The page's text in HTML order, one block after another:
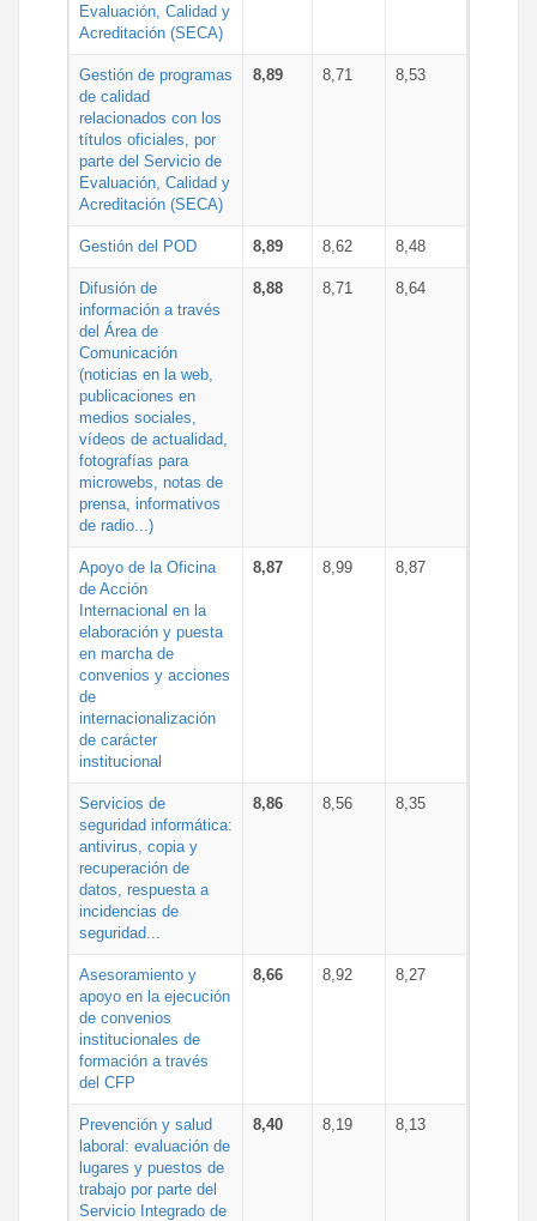
Evaluación, Calidad y
Acreditación (SECA)
Gestión de programas
de calidad
relacionados con los
títulos oficiales, por
parte del Servicio de
Evaluación, Calidad y
Acreditación (SECA)
8,89 8,71 8,53
Gestión del POD 8,89 8,62 8,48
Difusión de
información a través
del Área de
Comunicación
(noticias en la web,
publicaciones en
medios sociales,
vídeos de actualidad,
fotografías para
microwebs, notas de
prensa, informativos
de radio...)
8,88 8,71 8,64
Apoyo de la Oficina
de Acción
Internacional en la
elaboración y puesta
en marcha de
convenios y acciones
de
internacionalización
de carácter
institucional
8,87 8,99 8,87
Servicios de
seguridad informática:
antivirus, copia y
recuperación de
datos, respuesta a
incidencias de
seguridad...
8,86 8,56 8,35
Asesoramiento y
apoyo en la ejecución
de convenios
institucionales de
formación a través
del CFP
8,66 8,92 8,27
Prevención y salud
laboral: evaluación de
lugares y puestos de
trabajo por parte del
Servicio Integrado de
8,40 8,19 8,13